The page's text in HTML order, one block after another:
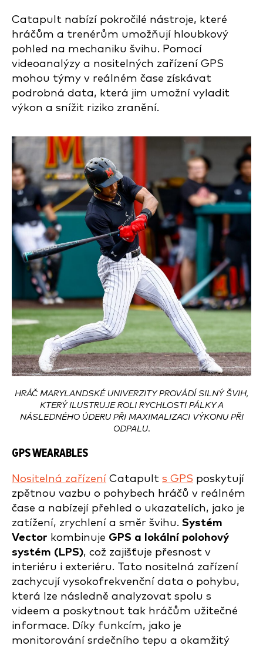
Catapult nabízí pokročilé nástroje, které
hráčům a trenérům umožňují hloubkový
pohled na mechaniku švihu. Pomocí
videoanalýzy a nositelných zařízení GPS
mohou týmy v reálném čase získávat
podrobná data, která jim umožní vyladit
výkon a snížit riziko zranění.
HRÁČ MARYLANDSKÉ UNIVERZITY PROVÁDÍ SILNÝ ŠVIH,
KTERÝ ILUSTRUJE ROLI RYCHLOSTI PÁLKY A
NÁSLEDNÉHO ÚDERU PŘI MAXIMALIZACI VÝKONU PŘI
ODPALU.
GPS WEARABLES
Nositelná zařízení Catapult s GPS poskytují
zpětnou vazbu o pohybech hráčů v reálném
čase a nabízejí přehled o ukazatelích, jako je
zatížení, zrychlení a směr švihu. Systém
Vector kombinuje GPS a lokální polohový
systém (LPS), což zajišťuje přesnost v
interiéru i exteriéru. Tato nositelná zařízení
zachycují vysokofrekvenční data o pohybu,
která lze následně analyzovat spolu s
videem a poskytnout tak hráčům užitečné
informace. Díky funkcím, jako je
monitorování srdečního tepu a okamžitý